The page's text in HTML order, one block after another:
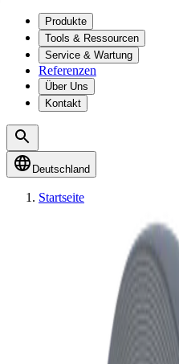
Produkte
Tools & Ressourcen
Service & Wartung
Referenzen
Über Uns
Kontakt
Deutschland
Startseite